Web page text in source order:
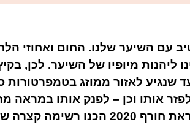
עם השיער שלנו. החום ואחוזי
ליהנות מיופיו של השיער. לכן,
שנגיע לאזור ממוזג בטמפרטורות
אותו וכן – לפנק אותו במראה
המושלמים לעונה זו.